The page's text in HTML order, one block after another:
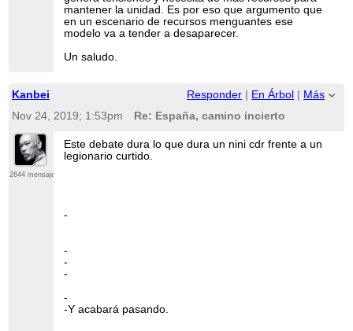
mantener la unidad. Es por eso que argumento que
en un escenario de recursos menguantes ese
modelo va a tender a desaparecer.
Un saludo.
Kanbei Responder | En Árbol | Más
Nov 24, 2019; 1:53pm
Re: España, camino incierto
2644 mensajes
Este debate dura lo que dura un nini cdr frente a un
legionario curtido.
-
-
-
-
-
-Y acabará pasando.